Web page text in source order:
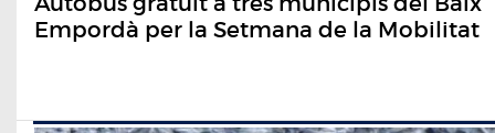
Empordà per la Setmana de la Mobilitat